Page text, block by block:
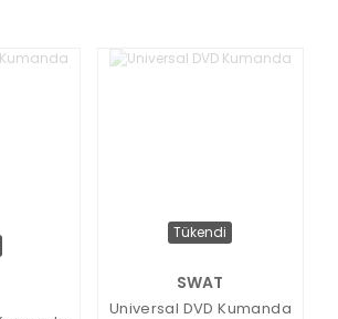
Tükendi
SWAT
Universal DVD Kumanda